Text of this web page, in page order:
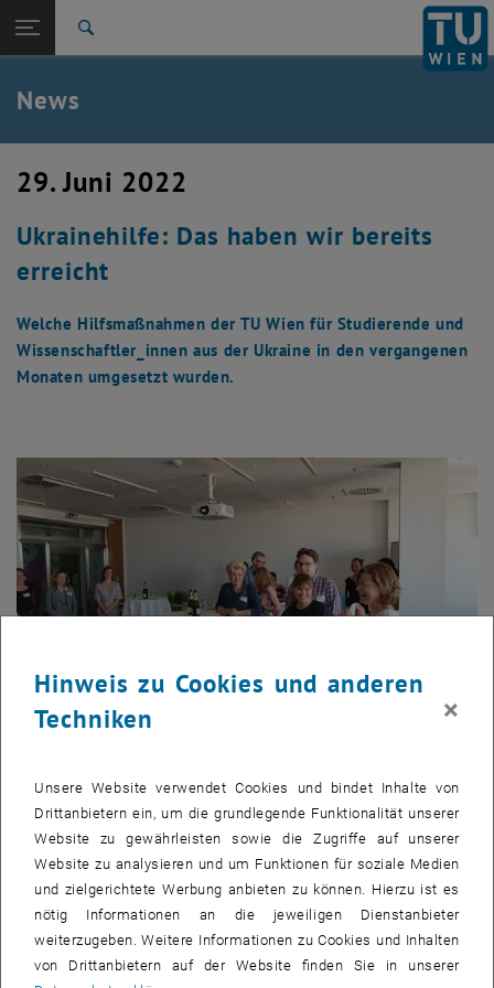
TU Login
Quicklinks
Quicklinks-Menü umschalten
Studium
Zurück: Subseiten von Aktuelles auflisten
Zurück zur letzten Ebene:
Aktuelles
News
News
29. Juni 2022
Ukrainehilfe: Das haben wir bereits
erreicht
Welche Hilfsmaßnahmen der TU Wien für Studierende und
Wissenschaftler_innen aus der Ukraine in den vergangenen
Monaten umgesetzt wurden.
1/2 Bilder
Bereits im März hat die TU Wien offen ihre Unterstützung für
Studierende und Wissenschaftler_innen aus der Ukraine zugesagt.
Damit waren auch einige Maßnahmen verknüpft, die bereits
umgesetzt wurden.
Hinweis zu Cookies und anderen
Techniken
×
Unsere Website verwendet Cookies und bindet Inhalte von
Drittanbietern ein, um die grundlegende Funktionalität unserer
Website zu gewährleisten sowie die Zugriffe auf unserer
Website zu analysieren und um Funktionen für soziale Medien
und zielgerichtete Werbung anbieten zu können. Hierzu ist es
nötig Informationen an die jeweiligen Dienstanbieter
weiterzugeben. Weitere Informationen zu Cookies und Inhalten
von Drittanbietern auf der Website finden Sie in unserer